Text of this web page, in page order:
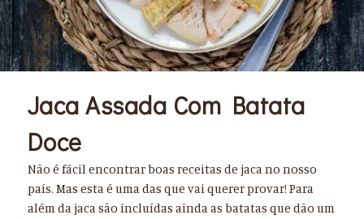
Jaca Assada Com Batata
Doce
Não é fácil encontrar boas receitas de jaca no nosso
país. Mas esta é uma das que vai querer provar! Para
além da jaca são incluídas ainda as batatas que dão um